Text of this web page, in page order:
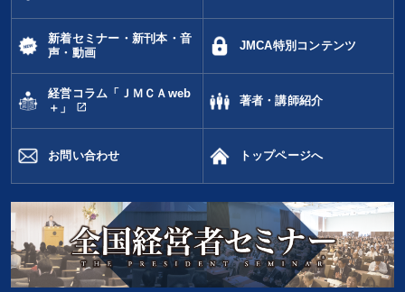
広報・PR 会社を守る
人事戦略 モノづくり IT・デジタル活用 賃金制度
M&A 節税 感動講話
※「更新」を押すと「タグ・キーワード」を更新いただけます。
新着セミナー・新刊本・音
声・動画
JMCA特別コンテンツ
経営コラム「ＪＭＣＡweb
＋」
open_in_new
著者・講師紹介
お問い合わせ トップページへ